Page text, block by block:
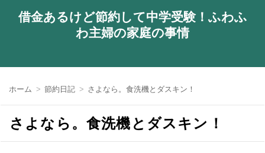
借金あるけど節約して中学受験！ふわふ
わ主婦の家庭の事情
ホーム 節約日記 さよなら。食洗機とダスキン！
さよなら。食洗機とダスキン！